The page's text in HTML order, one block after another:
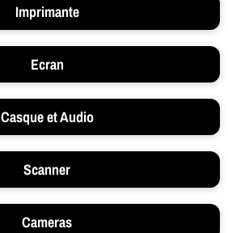
Imprimante
Ecran
Casque et Audio
Scanner
Cameras